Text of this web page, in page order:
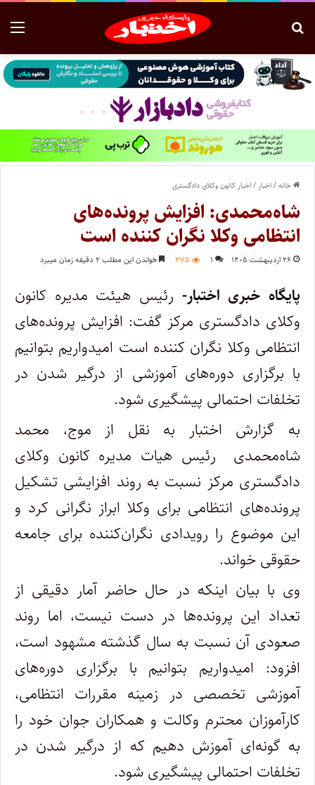
خانه/اخبار /اخبار کانون وکلای دادگستری
شاه‌محمدی: افزایش پرونده‌های
انتظامی وکلا نگران کننده است
۲۶ اردیبهشت ۱۴۰۵ ۱ ۳۷۵ خواندن این مطلب ۲ دقیقه زمان میبرد
پایگاه خبری اختبار- رئیس هیئت مدیره کانون
وکلای دادگستری مرکز گفت: افزایش پرونده‌های
انتظامی وکلا نگران کننده است امیدواریم بتوانیم
با برگزاری دوره‌های آموزشی از درگیر شدن در
تخلفات احتمالی پیشگیری شود.
به گزارش اختبار به نقل از موج، محمد
شاه‌محمدی رئیس هیات مدیره کانون وکلای
دادگستری مرکز نسبت به روند افزایشی تشکیل
پرونده‌های انتظامی برای وکلا ابراز نگرانی کرد و
این موضوع را رویدادی نگران‌کننده برای جامعه
حقوقی خواند.
وی با بیان اینکه در حال حاضر آمار دقیقی از
تعداد این پرونده‌ها در دست نیست، اما روند
صعودی آن نسبت به سال گذشته مشهود است،
افزود: امیدواریم بتوانیم با برگزاری دوره‌های
آموزشی تخصصی در زمینه مقررات انتظامی،
کارآموزان محترم وکالت و همکاران جوان خود را
به گونه‌ای آموزش دهیم که از درگیر شدن در
تخلفات احتمالی پیشگیری شود.